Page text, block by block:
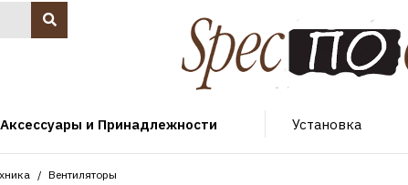
Аксессуары и Принадлежности Установка
Вентиляторы